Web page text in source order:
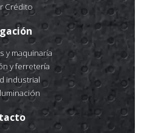
Crédito
y maquinaría
y ferretería
industrial